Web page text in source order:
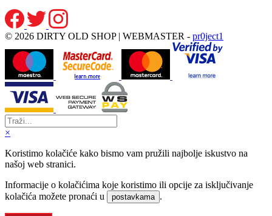
© 2026 DIRTY OLD SHOP | WEBMASTER - pr0ject1
×
Koristimo kolačiće kako bismo vam pružili najbolje iskustvo na
našoj web stranici.
Informacije o kolačićima koje koristimo ili opcije za isključivanje
kolačića možete pronaći u
postavkama .